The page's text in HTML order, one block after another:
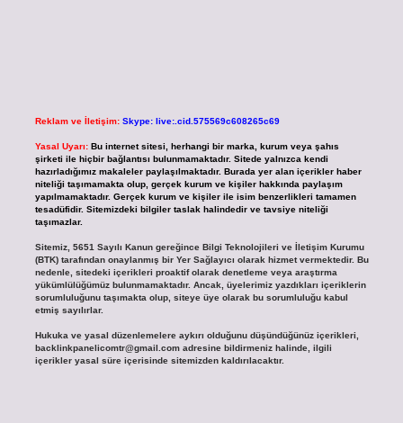
Reklam ve İletişim: Skype: live:.cid.575569c608265c69
Yasal Uyarı: Bu internet sitesi, herhangi bir marka, kurum veya şahıs
şirketi ile hiçbir bağlantısı bulunmamaktadır. Sitede yalnızca kendi
hazırladığımız makaleler paylaşılmaktadır. Burada yer alan içerikler haber
niteliği taşımamakta olup, gerçek kurum ve kişiler hakkında paylaşım
yapılmamaktadır. Gerçek kurum ve kişiler ile isim benzerlikleri tamamen
tesadüfidir. Sitemizdeki bilgiler taslak halindedir ve tavsiye niteliği
taşımazlar.
Sitemiz, 5651 Sayılı Kanun gereğince Bilgi Teknolojileri ve İletişim Kurumu
(BTK) tarafından onaylanmış bir Yer Sağlayıcı olarak hizmet vermektedir. Bu
nedenle, sitedeki içerikleri proaktif olarak denetleme veya araştırma
yükümlülüğümüz bulunmamaktadır. Ancak, üyelerimiz yazdıkları içeriklerin
sorumluluğunu taşımakta olup, siteye üye olarak bu sorumluluğu kabul
etmiş sayılırlar.
Hukuka ve yasal düzenlemelere aykırı olduğunu düşündüğünüz içerikleri,
backlinkpanelicomtr@gmail.comadresine bildirmeniz halinde, ilgili
içerikler yasal süre içerisinde sitemizden kaldırılacaktır.